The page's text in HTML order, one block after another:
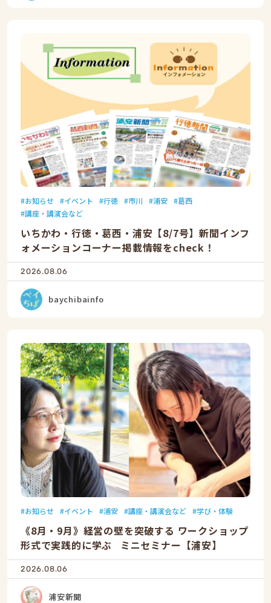
お知らせ イベント 行徳 市川 浦安
葛西
講座・講演会など
いちかわ・行徳・葛西・浦安【8/7号】新聞インフ
ォメーションコーナー掲載情報をcheck！
2026.08.06
baychibainfo
お知らせ イベント 浦安 講座・講演会など 学び・体験
《8月・9月》経営の壁を突破する ワークショップ
形式で実践的に学ぶ ミニセミナー【浦安】
2026.08.06
浦安新聞